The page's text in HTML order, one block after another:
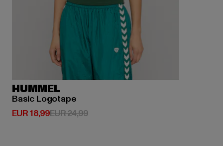
HUMMEL
Basic Logotape
EUR 18,99
Derzeitiger Preis: EUR 18,99
EUR 24,99Aktionspreis: EUR 24,99